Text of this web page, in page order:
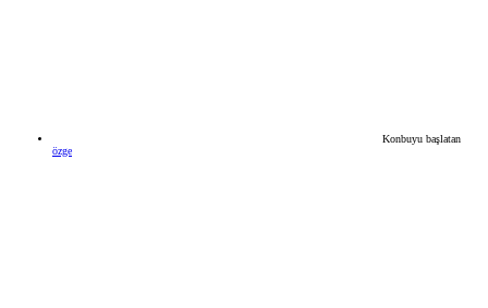
Konbuyu başlatan
özge